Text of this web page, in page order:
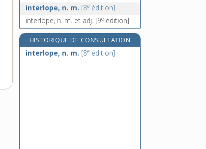
interlope, n. m. [8e édition]
interlope, n. m. et adj. [9e édition]
HISTORIQUE DE CONSULTATION
interlope, n. m. [8e édition]